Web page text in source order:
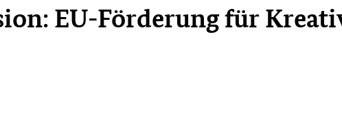
EU-Förderung für